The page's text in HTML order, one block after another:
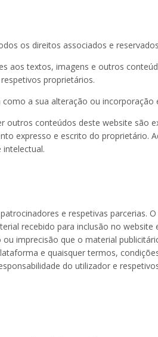
os direitos associados e
aos textos, imagens e outros
proprietários.
a sua alteração ou
outros conteúdos deste website são
expresso e escrito do proprietário.
e respetivas parcerias.
recebido para inclusão no
imprecisão que o material
e quaisquer termos,
do utilizador e